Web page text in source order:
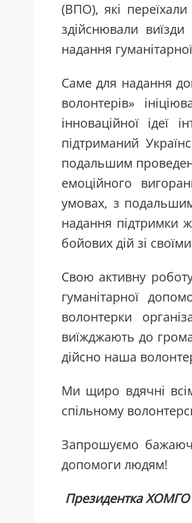
(ВПО), які переїхали
здійснювали
надання
Саме для надання
волонтерів»
інноваційної ідеї
підтриманий
подальшим
емоційного
умовах, з
надання підтримки
бойових дій зі
Свою активну
гуманітарної
волонтерки
виїжджають до
дійсно наша
Ми щиро вдячні
спільному
Запрошуємо
допомоги людям!
Президентка ХОМГО